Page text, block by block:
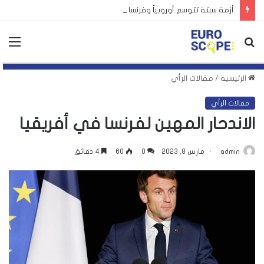
بحث
الرئيسية / مقالات الرأي
مقالات الرأي
الاندحار المهين لفرنسا في أفريقيا
admin مارس 8, 2023 0
60